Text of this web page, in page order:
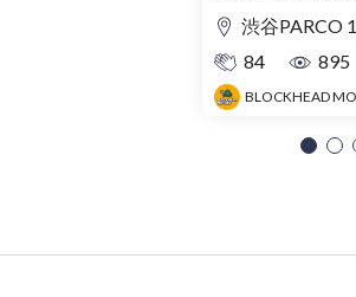
渋谷PARCO
84
895
BLOCKHEAD